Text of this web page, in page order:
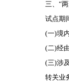
三、“两
试点期间
(一)境内
(二)经由
(三)涉及
转关业务